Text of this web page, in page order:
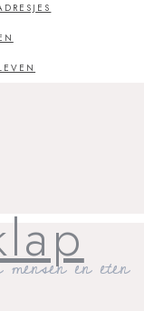
en eten